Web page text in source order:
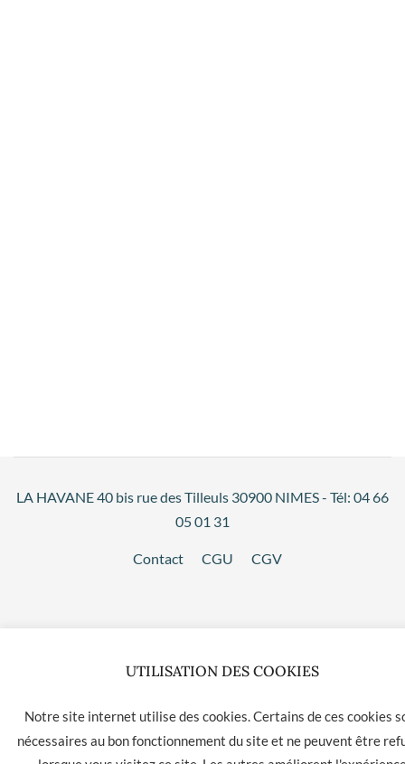
LA HAVANE 40 bis rue des Tilleuls 30900 NIMES - Tél: 04 66
05 01 31
Contact CGU CGV
UTILISATION DES COOKIES
Notre site internet utilise des cookies. Certains de ces cookies
nécessaires au bon fonctionnement du site et ne peuvent être